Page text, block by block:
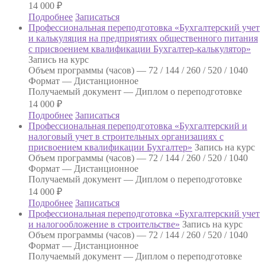
14 000 ₽
Подробнее Записаться
Профессиональная переподготовка «Бухгалтерский учет
и калькуляция на предприятиях общественного питания
с присвоением квалификации Бухгалтер-калькулятор»
Запись на курс
Объем программы (часов) — 72 / 144 / 260 / 520 / 1040
Формат — Дистанционное
Получаемый документ — Диплом о переподготовке
14 000 ₽
Подробнее Записаться
Профессиональная переподготовка «Бухгалтерский и
налоговый учет в строительных организациях с
присвоением квалификации Бухгалтер» Запись на курс
Объем программы (часов) — 72 / 144 / 260 / 520 / 1040
Формат — Дистанционное
Получаемый документ — Диплом о переподготовке
14 000 ₽
Подробнее Записаться
Профессиональная переподготовка «Бухгалтерский учет
и налогообложение в строительстве» Запись на курс
Объем программы (часов) — 72 / 144 / 260 / 520 / 1040
Формат — Дистанционное
Получаемый документ — Диплом о переподготовке